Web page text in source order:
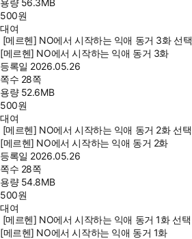
용량 56.3MB
500원
대여
[메르헨] NO에서 시작하는 익애 동거 3화 선택
[메르헨] NO에서 시작하는 익애 동거 3화
등록일 2026.05.26
쪽수 28쪽
용량 52.6MB
500원
대여
[메르헨] NO에서 시작하는 익애 동거 2화 선택
[메르헨] NO에서 시작하는 익애 동거 2화
등록일 2026.05.26
쪽수 28쪽
용량 54.8MB
500원
대여
[메르헨] NO에서 시작하는 익애 동거 1화 선택
[메르헨] NO에서 시작하는 익애 동거 1화